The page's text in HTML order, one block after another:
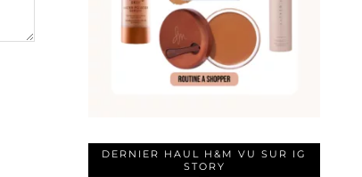
DERNIER HAUL H&M VU SUR IG
STORY